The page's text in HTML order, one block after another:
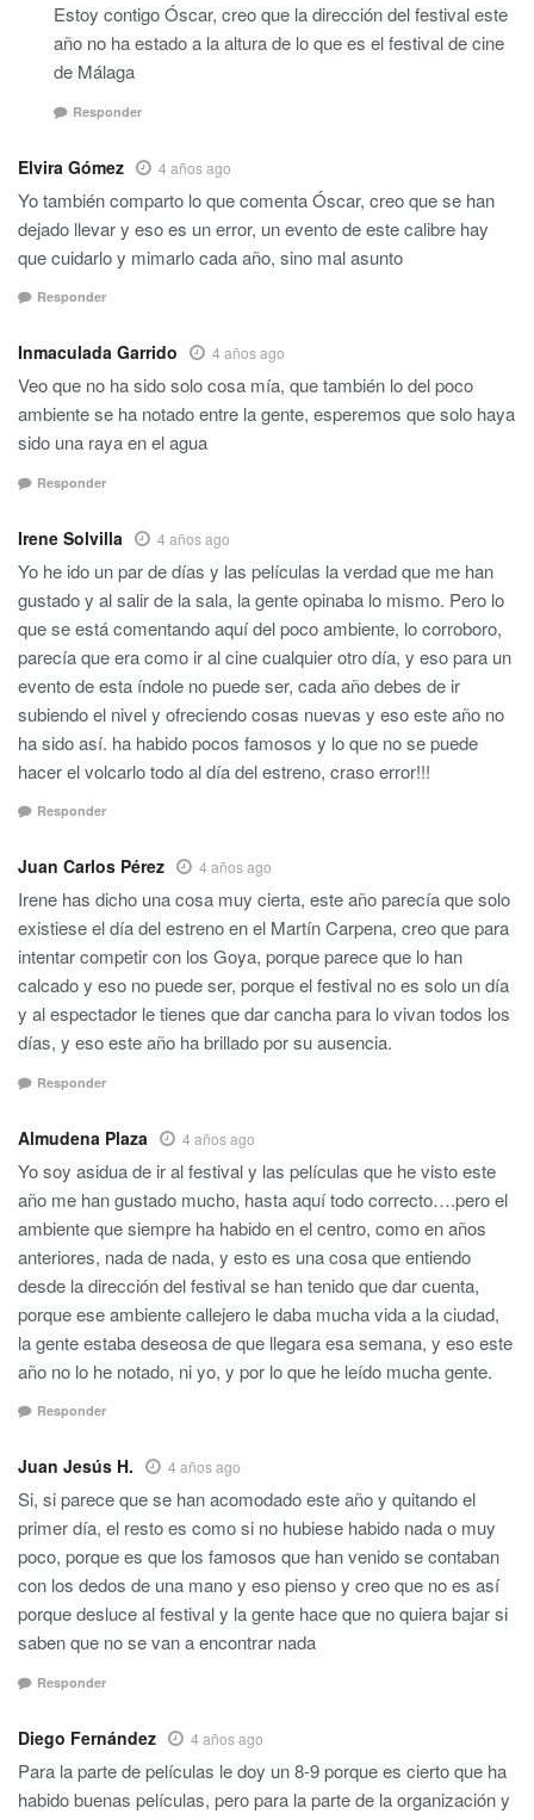
Estoy contigo Óscar, creo que la dirección del festival este
año no ha estado a la altura de lo que es el festival de cine
de Málaga
Responder
Elvira Gómez 4 años ago
Yo también comparto lo que comenta Óscar, creo que se han
dejado llevar y eso es un error, un evento de este calibre hay
que cuidarlo y mimarlo cada año, sino mal asunto
Responder
Inmaculada Garrido 4 años ago
Veo que no ha sido solo cosa mía, que también lo del poco
ambiente se ha notado entre la gente, esperemos que solo haya
sido una raya en el agua
Responder
Irene Solvilla 4 años ago
Yo he ido un par de días y las películas la verdad que me han
gustado y al salir de la sala, la gente opinaba lo mismo. Pero lo
que se está comentando aquí del poco ambiente, lo corroboro,
parecía que era como ir al cine cualquier otro día, y eso para un
evento de esta índole no puede ser, cada año debes de ir
subiendo el nivel y ofreciendo cosas nuevas y eso este año no
ha sido así. ha habido pocos famosos y lo que no se puede
hacer el volcarlo todo al día del estreno, craso error!!!
Responder
Juan Carlos Pérez 4 años ago
Irene has dicho una cosa muy cierta, este año parecía que solo
existiese el día del estreno en el Martín Carpena, creo que para
intentar competir con los Goya, porque parece que lo han
calcado y eso no puede ser, porque el festival no es solo un día
y al espectador le tienes que dar cancha para lo vivan todos los
días, y eso este año ha brillado por su ausencia.
Responder
Almudena Plaza 4 años ago
Yo soy asidua de ir al festival y las películas que he visto este
año me han gustado mucho, hasta aquí todo correcto….pero el
ambiente que siempre ha habido en el centro, como en años
anteriores, nada de nada, y esto es una cosa que entiendo
desde la dirección del festival se han tenido que dar cuenta,
porque ese ambiente callejero le daba mucha vida a la ciudad,
la gente estaba deseosa de que llegara esa semana, y eso este
año no lo he notado, ni yo, y por lo que he leído mucha gente.
Responder
Juan Jesús H. 4 años ago
Si, si parece que se han acomodado este año y quitando el
primer día, el resto es como si no hubiese habido nada o muy
poco, porque es que los famosos que han venido se contaban
con los dedos de una mano y eso pienso y creo que no es así
porque desluce al festival y la gente hace que no quiera bajar si
saben que no se van a encontrar nada
Responder
Diego Fernández 4 años ago
Para la parte de películas le doy un 8-9 porque es cierto que ha
habido buenas películas, pero para la parte de la organización y